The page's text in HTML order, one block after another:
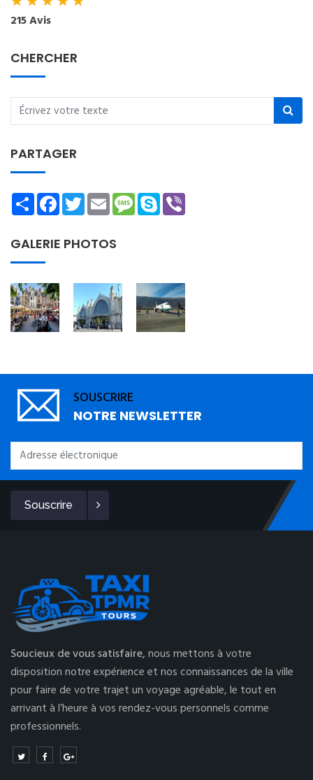
215 Avis
CHERCHER
PARTAGER
ShareFacebookTwitterEmailMessage
Skype
GALERIE PHOTOS
SOUSCRIRE
NOTRE NEWSLETTER
Souscrire
Soucieux de vous satisfaire,nous mettons à votre
disposition notre expérience et nos connaissances de la ville
pour faire de votre trajet un voyage agréable, le tout en
arrivant à l’heure à vos rendez-vous personnels comme
professionnels.